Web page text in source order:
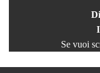
Se vuoi